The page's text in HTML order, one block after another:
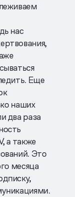
нас
Еще
наших
два раза
а также
Это
месяца